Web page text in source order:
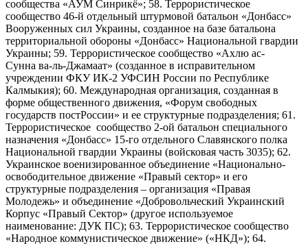
сообщества «АУМ Синрикё»; 58. Террористическое
сообщество 46-й отдельный штурмовой батальон «Донбасс»
Вооруженных сил Украины, созданное на базе батальона
территориальной обороны «Донбасс» Национальной гвардии
Украины; 59. Террористическое сообщество «Ахлю ас-
Сунна ва-ль-Джамаат» (созданное в исправительном
учреждении ФКУ ИК-2 УФСИН России по Республике
Калмыкия); 60. Международная организация, созданная в
форме общественного движения, «Форум свободных
государств постРоссии» и ее структурные подразделения; 61.
Террористическое сообщество 2-ой батальон специального
назначения «Донбасс» 15-го отдельного Славянского полка
Национальной гвардии Украины (войсковая часть 3035); 62.
Украинское военизированное объединение «Национально-
освободительное движение «Правый сектор» и его
структурные подразделения – организация «Правая
Молодежь» и объединение «Добровольческий Украинский
Корпус «Правый Сектор» (другое используемое
наименование: ДУК ПС); 63. Террористическое сообщество
«Народное коммунистическое движение» («НКД»); 64.